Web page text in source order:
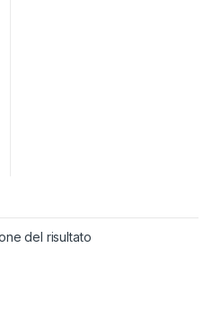
Le opzioni possono essere
del risultato